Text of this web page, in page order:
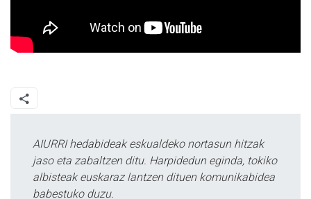
AIURRI hedabideak eskualdeko nortasun hitzak
jaso eta zabaltzen ditu. Harpidedun eginda, tokiko
albisteak euskaraz lantzen dituen komunikabidea
babestuko duzu.